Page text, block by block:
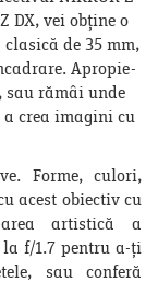
DX, vei obține o
de 35 mm,
Apropie-
rămâi unde
crea imagini cu
Forme, culori,
acest obiectiv cu
artistică a
f/1.7 pentru a-ți
sau conferă